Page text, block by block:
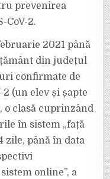
prevenirea
CoV-2.
2021 până
din județul
confirmate de
(un elev și șapte
o clasă cuprinzând
în sistem „față
zile, până în data
online”, a